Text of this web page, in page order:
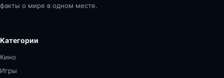
факты о мире в одном месте.
Категории
Кино
Игры